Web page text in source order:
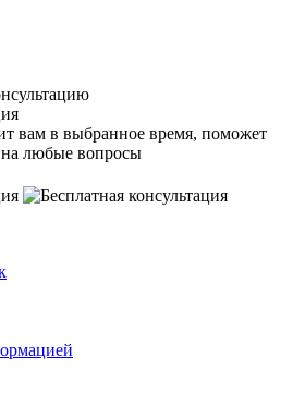
вам в выбранное время, поможет
на любые вопросы